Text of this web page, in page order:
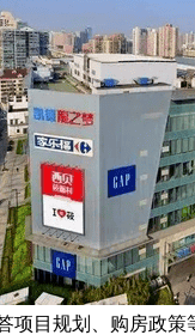
目规划、购房政